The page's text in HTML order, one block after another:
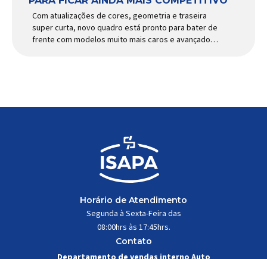
Com atualizações de cores, geometria e traseira
super curta, novo quadro está pronto para bater de
frente com modelos muito mais caros e avançados
Horário de Atendimento
Segunda à Sexta-Feira das
08:00hrs às 17:45hrs.
Contato